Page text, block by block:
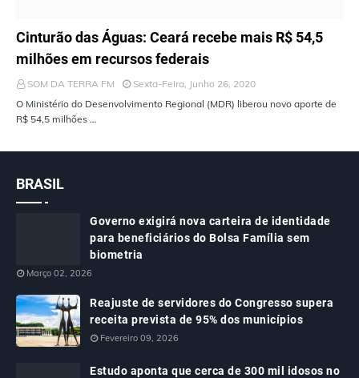
ÚLTIMAS NOTÍCIAS
Cinturão das Águas: Ceará recebe mais R$ 54,5
milhões em recursos federais
SOM DA TERRA FM
Sexta-Feira, Junho 26, 2020
O Ministério do Desenvolvimento Regional (MDR) liberou novo aporte de
R$ 54,5 milhões …
BRASIL
Governo exigirá nova carteira de identidade
para beneficiários do Bolsa Família sem
biometria
Março 02, 2026
Reajuste de servidores do Congresso supera
receita prevista de 95% dos municípios
Fevereiro 09, 2026
Estudo aponta que cerca de 300 mil idosos no